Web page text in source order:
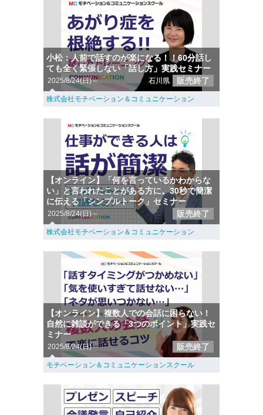
小松：人前で話すのが楽になる！！60分話し
ても全く緊張しない「話し方」実践セミナー
2025/8/24(日)～ 石川県 販売終了
株式会社モチベーション＆コミュニケーション
【オンライン】「何を言っているかわからな
い」と言われたことがある方に。30秒で簡潔
に伝える「シンプルトーク」セミナー
2025/8/24(日)～ 販売終了
株式会社モチベーション＆コミュニケーション
【オンライン】複数人での会話に困らない！
自然に雑談ができる「3つのポイント」実践セ
ミナー
2025/8/24(日)～ 販売終了
モチベーション＆コミュニケーションスクール